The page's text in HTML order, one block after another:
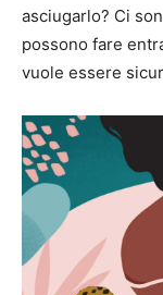
asciugarlo? Ci
possono fare
vuole essere